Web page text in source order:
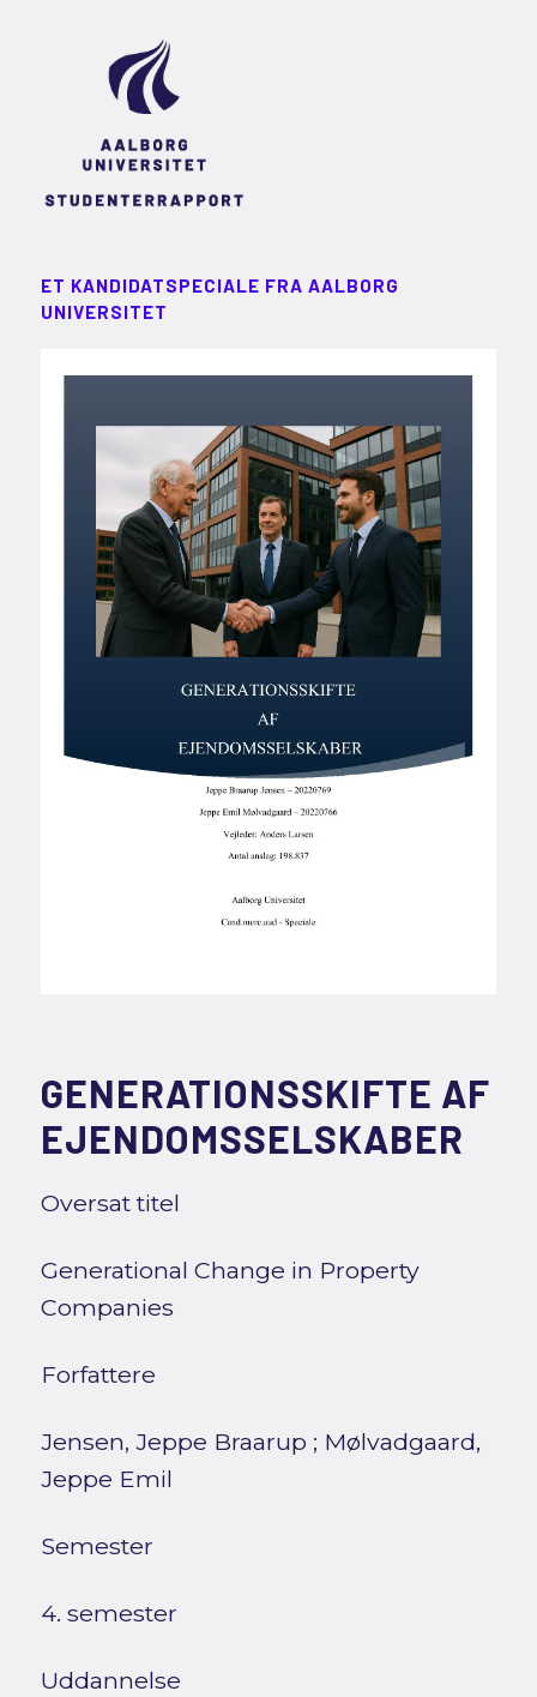
ET KANDIDATSPECIALE FRA AALBORG
UNIVERSITET
GENERATIONSSKIFTE AF
EJENDOMSSELSKABER
Oversat titel
Generational Change in Property
Companies
Forfattere
Jensen, Jeppe Braarup ; Mølvadgaard,
Jeppe Emil
Semester
4. semester
Uddannelse